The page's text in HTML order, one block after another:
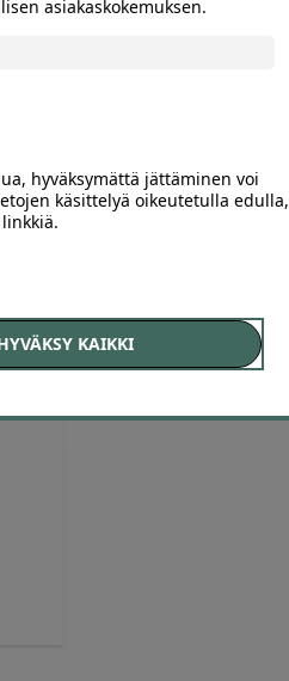
12
asiakaskokemuksen.
hyväksymättä jättäminen voi
käsittelyä oikeutetulla edulla,
KAIKKI